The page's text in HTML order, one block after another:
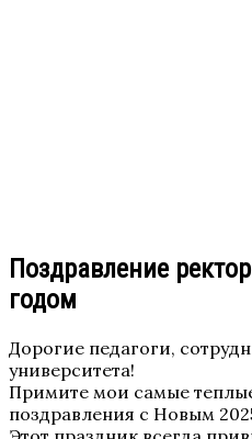
Поздравление
годом
Дорогие педагоги,
университета!
Примите мои самые
поздравления с Новым